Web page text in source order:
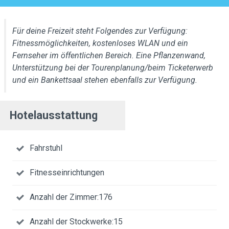
Für deine Freizeit steht Folgendes zur Verfügung:
Fitnessmöglichkeiten, kostenloses WLAN und ein
Fernseher im öffentlichen Bereich. Eine Pflanzenwand,
Unterstützung bei der Tourenplanung/beim Ticketerwerb
und ein Bankettsaal stehen ebenfalls zur Verfügung.
Hotelausstattung
Fahrstuhl
Fitnesseinrichtungen
Anzahl der Zimmer:176
Anzahl der Stockwerke:15